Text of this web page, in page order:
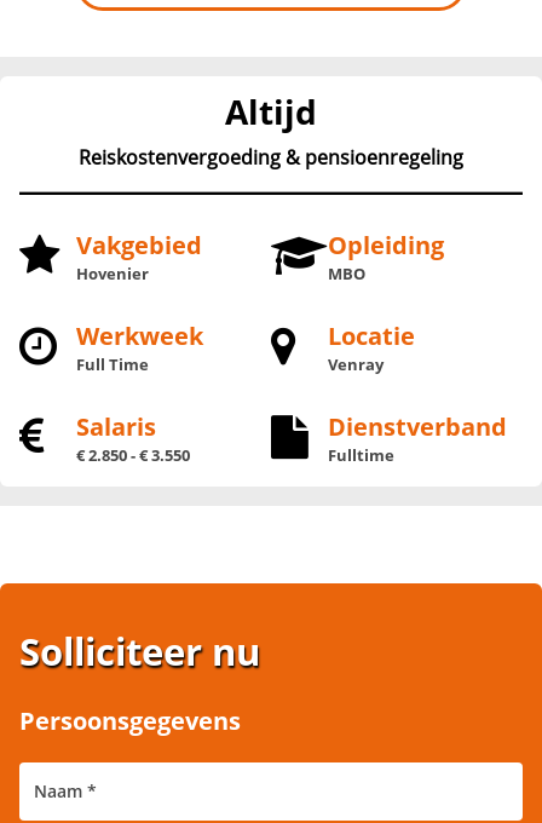
Altijd
Reiskostenvergoeding & pensioenregeling
Vakgebied
Hovenier
Opleiding
MBO
Werkweek
Full Time
Locatie
Venray
Salaris
€ 2.850 - € 3.550
Dienstverband
Fulltime
Solliciteer nu
Persoonsgegevens